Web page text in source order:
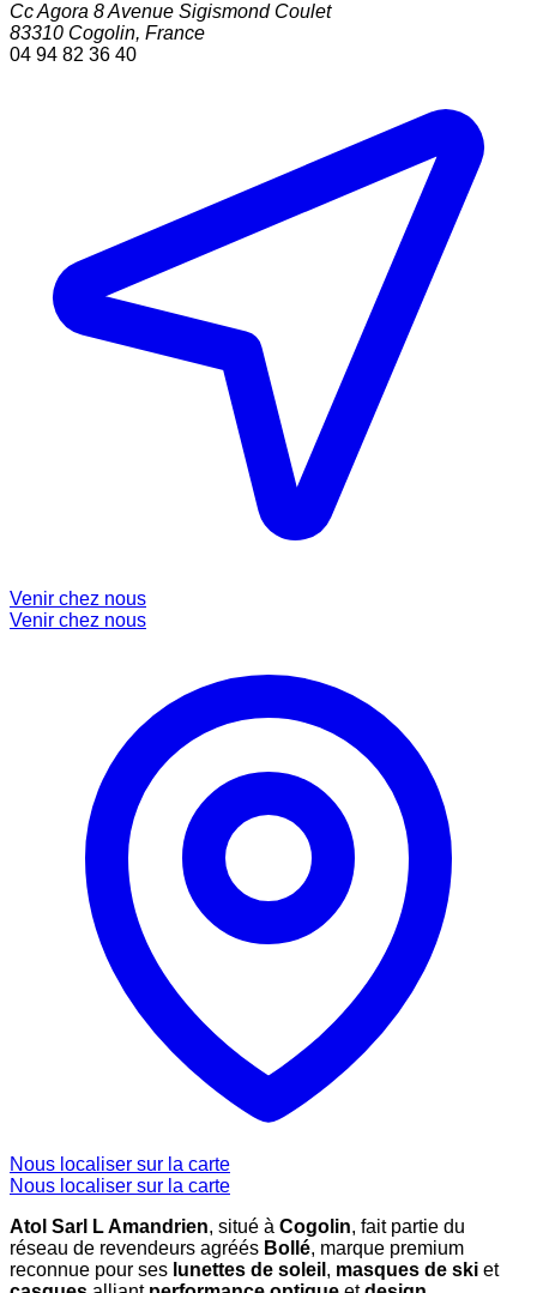
Cc Agora 8 Avenue Sigismond Coulet
83310 Cogolin, France
04 94 82 36 40
Venir chez nous
Venir chez nous
Nous localiser sur la carte
Nous localiser sur la carte
Atol Sarl L Amandrien, situé à Cogolin, fait partie du
réseau de revendeurs agréés Bollé, marque premium
reconnue pour ses lunettes de soleil , masques de ski et